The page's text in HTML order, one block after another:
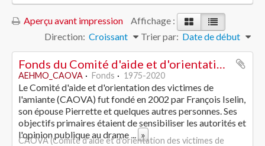
Aperçu avant impression
Affichage :
Trier par: Date de début
Direction: Croissant
Fonds du Comité d'aide et d'orientation des victimes de l'amiante
AEHMO_CAOVA Fonds 1975-2020
Le Comité d'aide et d'orientation des victimes de
l'amiante (CAOVA) fut fondé en 2002 par François Iselin,
son épouse Pierrette et quelques autres personnes. Ses
objectifs primaires étaient de sensibiliser les autorités et
l'opinion publique au drame... »
CAOVA (Comité d'aide et d'orientation des victimes de